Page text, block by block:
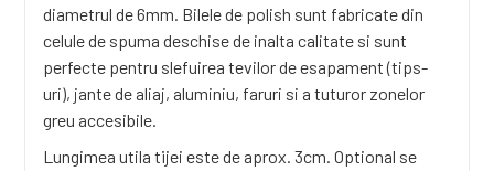
diametrul de 6mm. Bilele de polish sunt fabricate din
celule de spuma deschise de inalta calitate si sunt
perfecte pentru slefuirea tevilor de esapament (tips-
uri), jante de aliaj, aluminiu, faruri si a tuturor zonelor
greu accesibile.
Lungimea utila tijei este de aprox. 3cm. Optional se